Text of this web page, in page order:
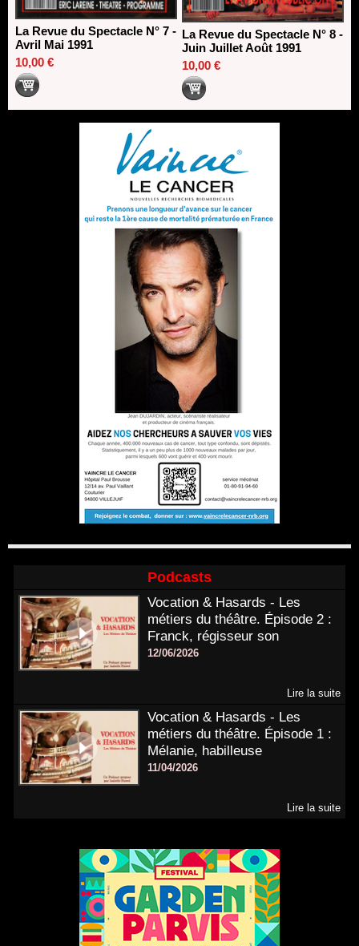
La Revue du Spectacle N° 7 -
Avril Mai 1991
10,00 €
La Revue du Spectacle N° 8 -
Juin Juillet Août 1991
10,00 €
Podcasts
Vocation & Hasards - Les
métiers du théâtre. Épisode 2 :
Franck, régisseur son
12/06/2026
Lire la suite
Vocation & Hasards - Les
métiers du théâtre. Épisode 1 :
Mélanie, habilleuse
11/04/2026
Lire la suite